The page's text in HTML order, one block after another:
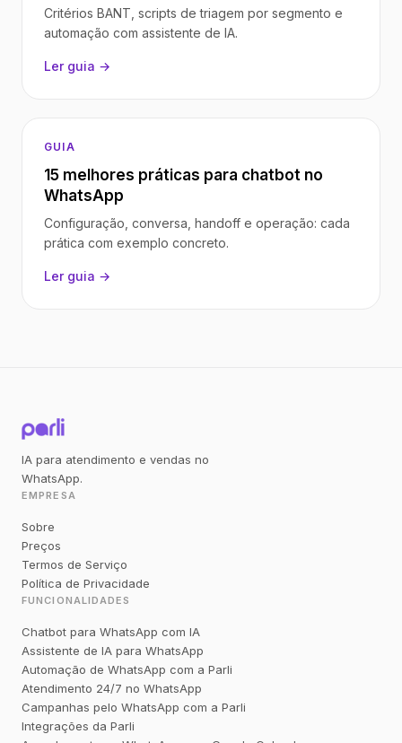
Critérios BANT, scripts de triagem por segmento e
automação com assistente de IA.
Ler guia →
GUIA
15 melhores práticas para chatbot no
WhatsApp
Configuração, conversa, handoff e operação: cada
prática com exemplo concreto.
Ler guia →
IA para atendimento e vendas no
WhatsApp.
EMPRESA
Sobre
Preços
Termos de Serviço
Política de Privacidade
FUNCIONALIDADES
Chatbot para WhatsApp com IA
Assistente de IA para WhatsApp
Automação de WhatsApp com a Parli
Atendimento 24/7 no WhatsApp
Campanhas pelo WhatsApp com a Parli
Integrações da Parli